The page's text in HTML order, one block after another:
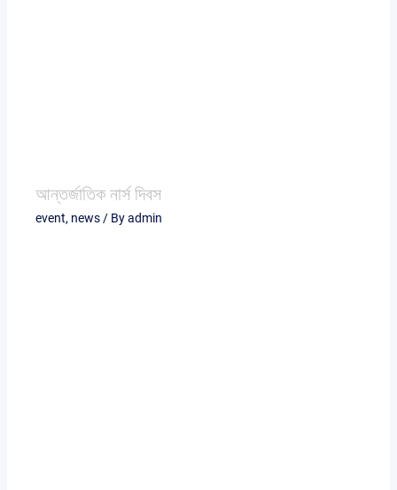
আন্তর্জাতিক নার্স দিবস
event, news / Byadmin